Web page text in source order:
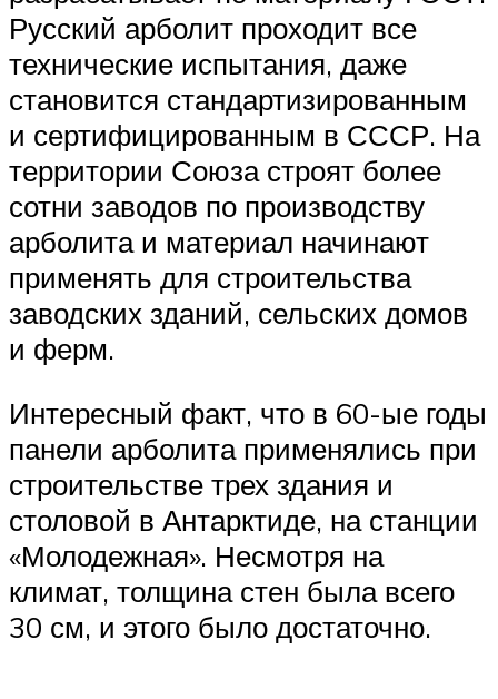
Русский арболит проходит все
технические испытания, даже
становится стандартизированным
и сертифицированным в СССР. На
территории Союза строят более
сотни заводов по производству
арболита и материал начинают
применять для строительства
заводских зданий, сельских домов
и ферм.
Интересный факт, что в 60-ые годы
панели арболита применялись при
строительстве трех здания и
столовой в Антарктиде, на станции
«Молодежная». Несмотря на
климат, толщина стен была всего
30 см, и этого было достаточно.